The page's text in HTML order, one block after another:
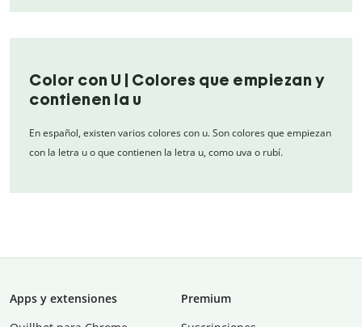
Color con U | Colores que empiezan y
contienen la u
En español, existen varios colores con u. Son colores que empiezan
con la letra u o que contienen la letra u, como uva o rubí.
Apps y extensiones
Premium